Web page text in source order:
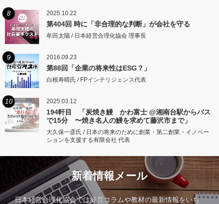
8 2025.10.22
第404回 時に「非合理的な判断」が会社を守る
牟田太陽 / 日本経営合理化協会 理事長
9 2016.09.23
第88回「企業の将来性はESG？」
白根寿晴氏 / FPインテリジェンス代表
10 2025.03.12
194軒目 「炭焼き鰻 かわ富士 @湘南台駅からバス
で15分 〜焼き名人の鰻を求めて藤沢市まで」
大久保一彦氏 / 日本の将来のために創業・第二創業・イノベー
ションを支援する有限会社 代表
新着情報メール
日本経営合理化協会では経営コラムや教材の最新情報をいち